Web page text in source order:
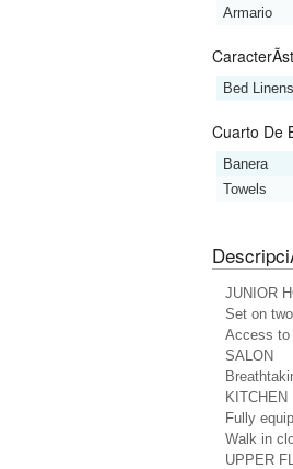
Armario
Bed Linens
Cuarto De
Banera
Towels
JUNIOR
Set on
Access to
SALON
KITCHEN
Fully
Walk in
UPPER